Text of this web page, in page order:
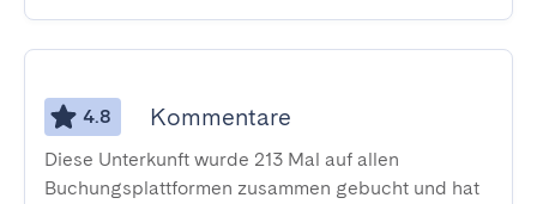
4.8 Kommentare
Diese Unterkunft wurde 213 Mal auf allen
Buchungsplattformen zusammen gebucht und hat